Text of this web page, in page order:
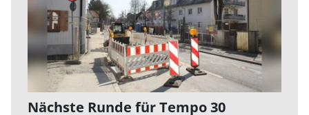
Nächste Runde für Tempo 30